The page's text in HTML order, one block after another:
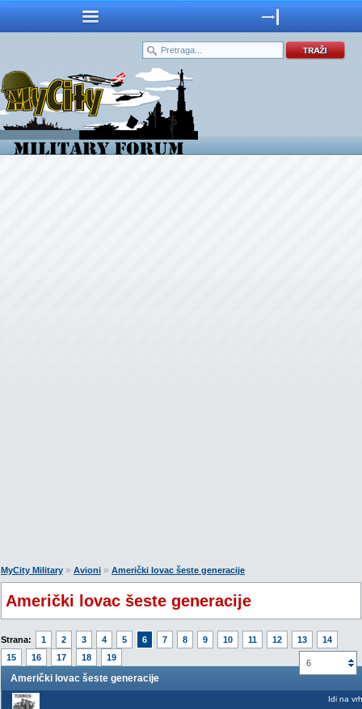
MyCity Military » Avioni » Američki lovac šeste generacije
Američki lovac šeste generacije
Strana: 1 2 3 4 5 6 7 8 9 10 11 12 13
14
15
16 17 18 19
6
Američki lovac šeste generacije
Idi na vrh